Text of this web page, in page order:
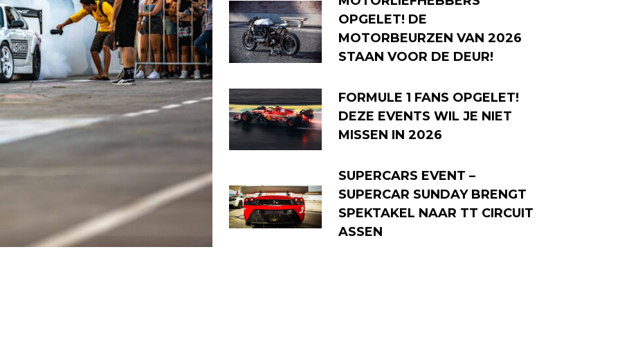
OPGELET! DE
MOTORBEURZEN VAN 2026
STAAN VOOR DE DEUR!
FORMULE 1 FANS OPGELET!
DEZE EVENTS WIL JE NIET
MISSEN IN 2026
SUPERCARS EVENT –
SUPERCAR SUNDAY BRENGT
SPEKTAKEL NAAR TT CIRCUIT
ASSEN